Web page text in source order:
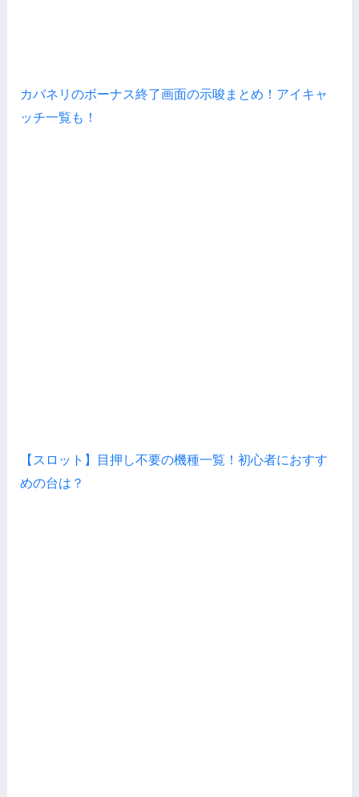
カバネリのボーナス終了画面の示唆まとめ！アイキャ
ッチ一覧も！
【スロット】目押し不要の機種一覧！初心者におすす
めの台は？